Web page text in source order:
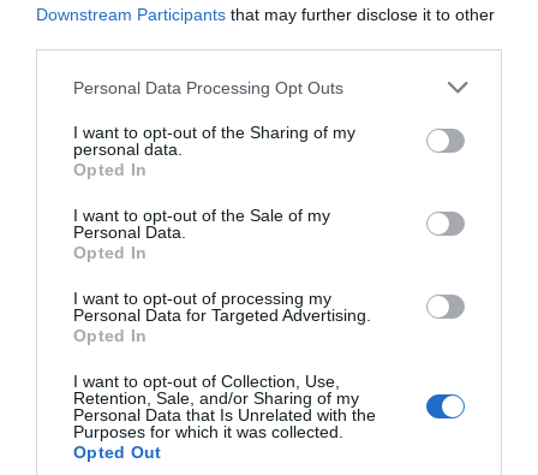
Downstream Participants that may further disclose it to other
Personal Data Processing Opt Outs
I want to opt-out of the Sharing of my
personal data.
Opted In
I want to opt-out of the Sale of my
Personal Data.
Opted In
I want to opt-out of processing my
Personal Data for Targeted Advertising.
Opted In
I want to opt-out of Collection, Use,
Retention, Sale, and/or Sharing of my
Personal Data that Is Unrelated with the
Purposes for which it was collected.
Opted Out
dedicada al cine español, incluye
compromiso social.Entre ellos destaca
La Fibra
Sensible, de Isabel Portí,que se estrenará en el
programa “Sense Ficció” de 3Cat. Previamente,
octubre en la Universidad de Barcelona,
Sección Miradas,
explorará la relación emocional y espiritual entre el
humano y la naturaleza.
Sección Monarca ofrecerá 34 cortometrajes
documentalesy deanimación, disponibles online
una selección que también podrá verse en